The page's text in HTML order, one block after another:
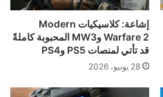
إشاعة: كلاسيكيات Modern
Warfare 2 وMW3 المحبوبة كاملةً
قد تأتي لمنصات PS5 وPS4
28 يونيو، 2026